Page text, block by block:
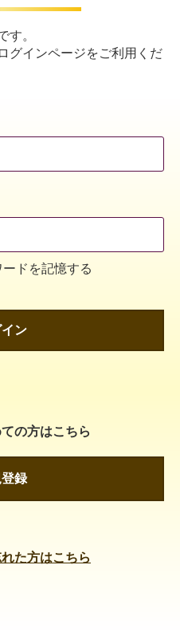
す。
グインページをご利用くだ
ドを記憶する
イン
の方はこちら
録
た方はこちら